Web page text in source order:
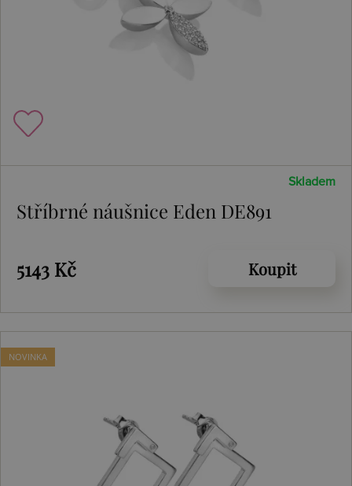
Skladem
Stříbrné náušnice Eden DE891
5143 Kč Koupit
NOVINKA